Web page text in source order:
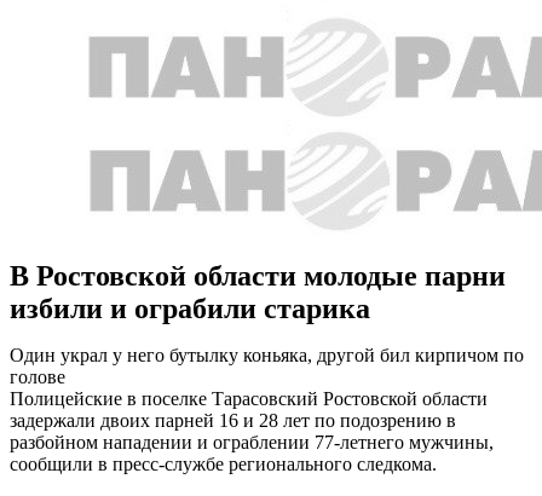
В Ростовской области молодые парни
избили и ограбили старика
Один украл у него бутылку коньяка, другой бил кирпичом по
голове
Полицейские в поселке Тарасовский Ростовской области
задержали двоих парней 16 и 28 лет по подозрению в
разбойном нападении и ограблении 77-летнего мужчины,
сообщили в пресс-службе регионального следкома.